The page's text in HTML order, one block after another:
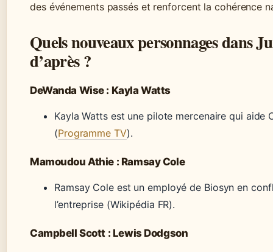
des événements passés et renforcent la cohérence
Quels nouveaux personnages dans
d’après ?
DeWanda Wise : Kayla Watts
Kayla Watts est une pilote mercenaire qui aide
(Programme TV).
Mamoudou Athie : Ramsay Cole
Ramsay Cole est un employé de Biosyn en
l’entreprise (Wikipédia FR).
Campbell Scott : Lewis Dodgson